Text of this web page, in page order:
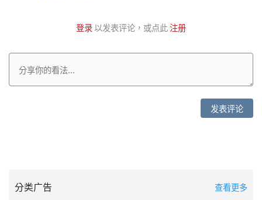
登录以发表评论，或点此注册
发表评论
分类广告 查看更多